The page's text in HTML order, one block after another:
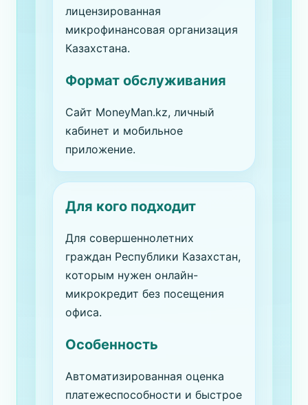
лицензированная
микрофинансовая организация
Казахстана.
Формат обслуживания
Сайт MoneyMan.kz, личный
кабинет и мобильное
приложение.
Для кого подходит
Для совершеннолетних
граждан Республики Казахстан,
которым нужен онлайн-
микрокредит без посещения
офиса.
Особенность
Автоматизированная оценка
платежеспособности и быстрое